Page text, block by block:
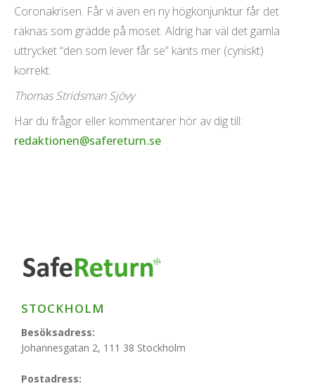
Coronakrisen. Får vi även en ny högkonjunktur får det
räknas som grädde på moset. Aldrig har väl det gamla
uttrycket “den som lever får se” känts mer (cyniskt)
korrekt.
Thomas Stridsman Sjövy
Har du frågor eller kommentarer hör av dig till:
redaktionen@safereturn.se
STOCKHOLM
Besöksadress:
Johannesgatan 2, 111 38 Stockholm
Postadress: